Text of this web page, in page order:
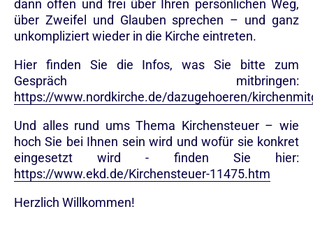
dann offen und frei über Ihren persönlichen Weg,
über Zweifel und Glauben sprechen – und ganz
unkompliziert wieder in die Kirche eintreten.
Hier finden Sie die Infos, was Sie bitte zum
Gespräch mitbringen:
https://www.nordkirche.de/dazugehoeren/
Und alles rund ums Thema Kirchensteuer – wie
hoch Sie bei Ihnen sein wird und wofür sie konkret
eingesetzt wird - finden Sie hier:
https://www.ekd.de/Kirchensteuer-11475.htm
Herzlich Willkommen!